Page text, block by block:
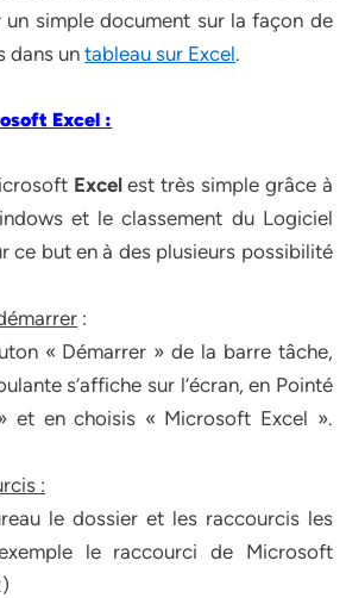
un simple document sur la façon de
dans untableau sur Excel.
Excel :
Excelest très simple grâce à
et le classement du Logiciel
ce but en à des plusieurs possibilité
:
« Démarrer » de la barre tâche,
s’affiche sur l’écran, en Pointé
et en choisis « Microsoft Excel ».
:
le dossier et les raccourcis les
le raccourci de Microsoft